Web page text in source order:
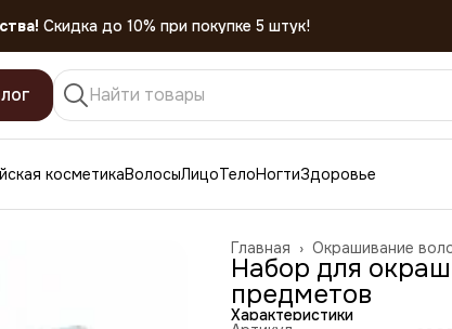
Скидка до 10% при покупке 5 штук!
косметикаВолосыЛицоТелоНогтиЗдоровье
Окрашивание
Главная ›
Набор для
предметов
Характеристики